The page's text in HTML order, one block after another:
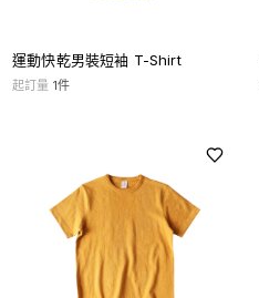
運動快乾男裝短袖 T-Shirt
起訂量 1件